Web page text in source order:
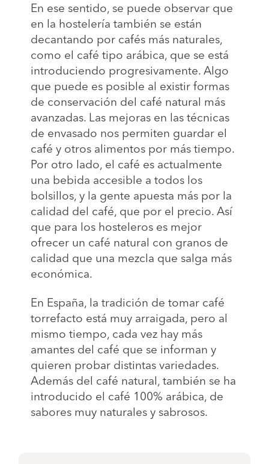
En ese sentido, se puede observar que
en la hostelería también se están
decantando por cafés más naturales,
como el café tipo arábica, que se está
introduciendo progresivamente. Algo
que puede es posible al existir formas
de conservación del café natural más
avanzadas. Las mejoras en las técnicas
de envasado nos permiten guardar el
café y otros alimentos por más tiempo.
Por otro lado, el café es actualmente
una bebida accesible a todos los
bolsillos, y la gente apuesta más por la
calidad del café, que por el precio. Así
que para los hosteleros es mejor
ofrecer un café natural con granos de
calidad que una mezcla que salga más
económica.
En España, la tradición de tomar café
torrefacto está muy arraigada, pero al
mismo tiempo, cada vez hay más
amantes del café que se informan y
quieren probar distintas variedades.
Además del café natural, también se ha
introducido el café 100% arábica, de
sabores muy naturales y sabrosos.